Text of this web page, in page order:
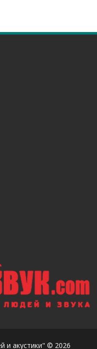
и акустики" © 2026